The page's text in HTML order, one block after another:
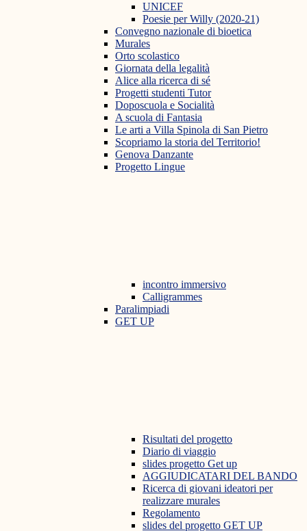
UNICEF
Poesie per Willy (2020-21)
Convegno nazionale di bioetica
Murales
Orto scolastico
Giornata della legalità
Alice alla ricerca di sé
Progetti studenti Tutor
Doposcuola e Socialità
A scuola di Fantasia
Le arti a Villa Spinola di San Pietro
Scopriamo la storia del Territorio!
Genova Danzante
Progetto Lingue
incontro immersivo
Calligrammes
Paralimpiadi
GET UP
Risultati del progetto
Diario di viaggio
slides progetto Get up
AGGIUDICATARI DEL BANDO
Ricerca di giovani ideatori per
realizzare murales
Regolamento
slides del progetto GET UP